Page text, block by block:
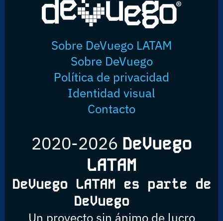
Sobre DeVuego LATAM
Sobre DeVuego
Política de privacidad
Identidad visual
Contacto
2020-2026 DeVuego
LATAM
DeVuego LATAM es parte de
DeVuego
Un proyecto sin ánimo de lucro